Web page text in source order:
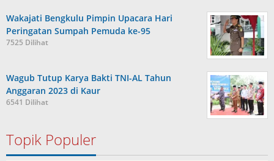
Wakajati Bengkulu Pimpin Upacara Hari
Peringatan Sumpah Pemuda ke-95
7525 Dilihat
Wagub Tutup Karya Bakti TNI-AL Tahun
Anggaran 2023 di Kaur
6541 Dilihat
Topik Populer